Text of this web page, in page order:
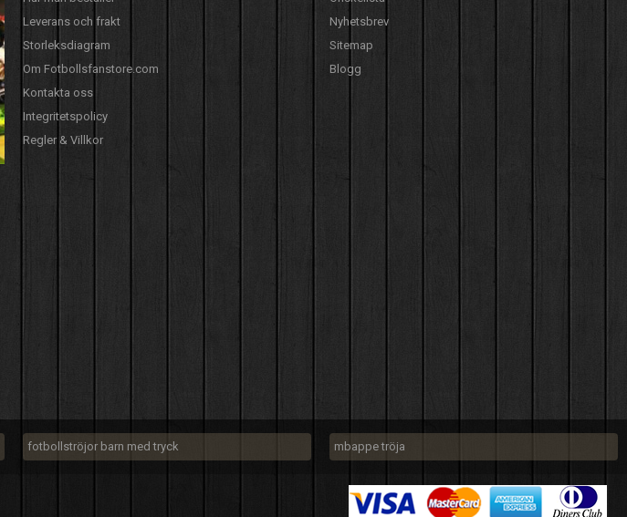
Leverans och frakt
Storleksdiagram
Om Fotbollsfanstore.com
Kontakta oss
Integritetspolicy
Regler & Villkor
Nyhetsbrev
Sitemap
Blogg
fotbollströjor barn med tryck mbappe tröja